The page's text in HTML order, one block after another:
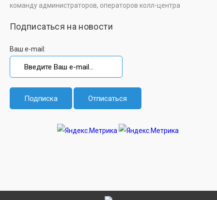
команду администраторов, операторов колл-центра
Подписаться на новости
Ваш e-mail: